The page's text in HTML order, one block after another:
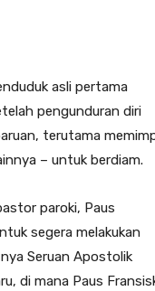
asli pertama
pengunduran diri
terutama
– untuk berdiam.
paroki, Paus
segera melakukan
Seruan Apostolik
di mana Paus